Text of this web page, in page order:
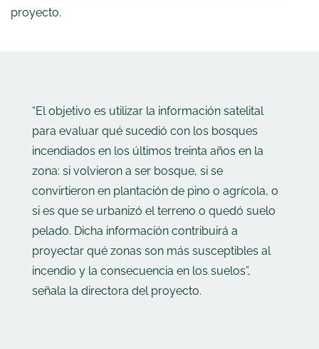
proyecto.
“El objetivo es utilizar la información satelital
para evaluar qué sucedió con los bosques
incendiados en los últimos treinta años en la
zona: si volvieron a ser bosque, si se
convirtieron en plantación de pino o agrícola, o
si es que se urbanizó el terreno o quedó suelo
pelado. Dicha información contribuirá a
proyectar qué zonas son más susceptibles al
incendio y la consecuencia en los suelos”,
señala la directora del proyecto.